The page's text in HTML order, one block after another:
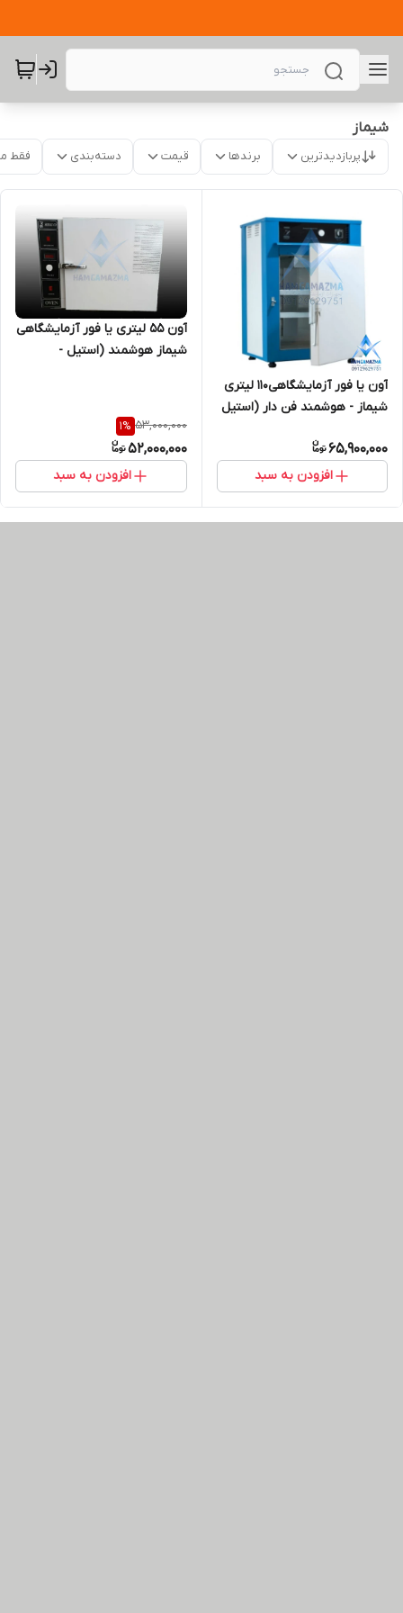
شیماز
پربازدیدترین برندها قیمت دسته‌بندی فقط
آون یا فور آزمایشگاهی110 لیتری
شیماز - هوشمند فن دار (استیل
رایگان
65,900,000
افزودن به سبد
آون 55 لیتری یا فور آزمایشگاهی
شیماز هوشمند (استیل -
53,000,000
1%
52,000,000
افزودن به سبد